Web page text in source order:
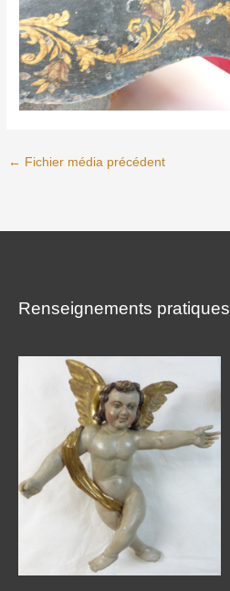
← Fichier média précédent
Renseignements pratiques